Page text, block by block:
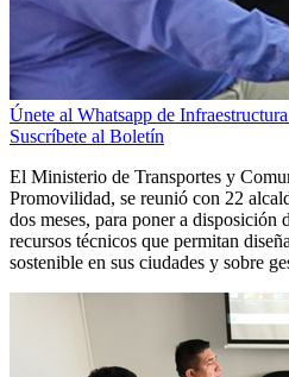
Únete al Whatsapp de
Suscríbete al Boletín
El Ministerio de Transportes y
Promovilidad, se reunió con 22
dos meses, para poner a disposición
recursos técnicos que permitan
sostenible en sus ciudades y sobre